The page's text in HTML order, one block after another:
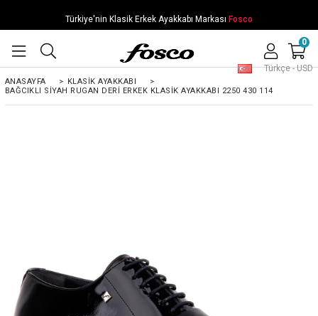
Türkiye'nin Klasik Erkek Ayakkabı Markası Fosco
Türkçe - USD
0
ANASAYFA > KLASIK AYAKKABI
>
BAĞCIKLI SIYAH RUGAN DERI ERKEK KLASIK AYAKKABI 2250 430 114